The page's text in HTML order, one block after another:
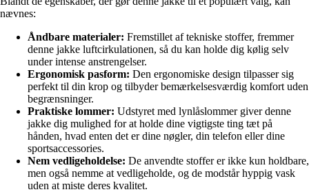
nævnes:
Åndbare materialer: Fremstillet af tekniske stoffer, fremmer
denne jakke luftcirkulationen, så du kan holde dig kølig selv
under intense anstrengelser.
Ergonomisk pasform: Den ergonomiske design tilpasser sig
perfekt til din krop og tilbyder bemærkelsesværdig komfort uden
begrænsninger.
Praktiske lommer: Udstyret med lynlåslommer giver denne
jakke dig mulighed for at holde dine vigtigste ting tæt på
hånden, hvad enten det er dine nøgler, din telefon eller dine
sportsaccessories.
Nem vedligeholdelse: De anvendte stoffer er ikke kun holdbare,
men også nemme at vedligeholde, og de modstår hyppig vask
uden at miste deres kvalitet.